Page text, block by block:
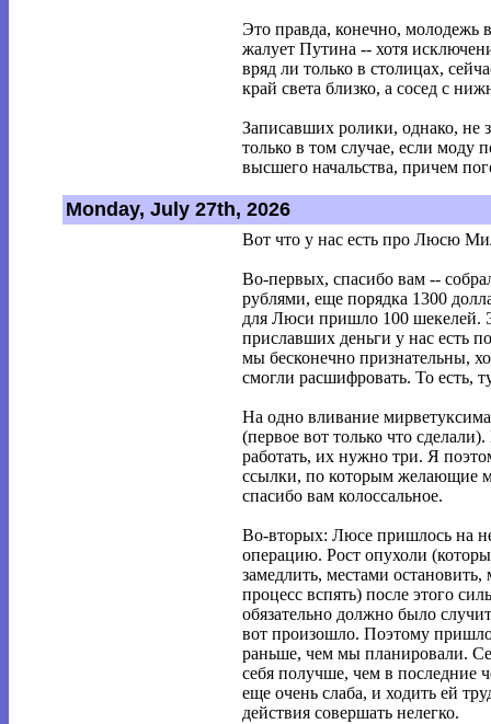
Это правда, конечно, молодежь
жалует Путина -- хотя
вряд ли только в столицах,
край света близко, а сосед с
Записавших ролики, однако, не
только в том случае, если моду
высшего начальства, причем
Monday, July 27th, 2026
Вот что у нас есть про Люсю
Во-первых, спасибо вам --
рублями, еще порядка 1300
для Люси пришло 100 шекелей.
приславших деньги у нас есть
мы бесконечно признательны,
смогли расшифровать. То есть,
На одно вливание
(первое вот только что
работать, их нужно три. Я
ссылки, по которым желающие
спасибо вам колоссальное.
Во-вторых: Люсе пришлось на
операцию. Рост опухоли
замедлить, местами остановить,
процесс вспять) после этого
обязательно должно было
вот произошло. Поэтому
раньше, чем мы планировали.
себя получше, чем в последние
еще очень слаба, и ходить ей
действия совершать нелегко.